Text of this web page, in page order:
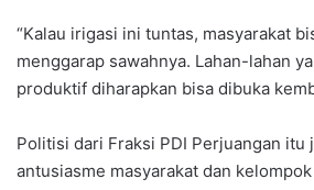
“Kalau irigasi ini tuntas, masyarakat
menggarap sawahnya. Lahan-lahan
produktif diharapkan bisa dibuka
Politisi dari Fraksi PDI Perjuangan itu
antusiasme masyarakat dan